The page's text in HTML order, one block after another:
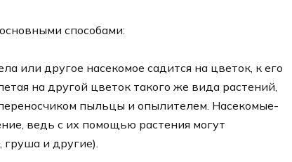
способами:
или другое насекомое садится на цветок, к его
на другой цветок такого же вида растений,
пыльцы и опылителем. Насекомые-
ведь с их помощью растения могут
груша и другие).